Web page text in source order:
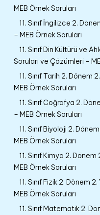
MEB Örnek Soruları
11. Sınıf İngilizce 2.
– MEB Örnek Soruları
11. Sınıf Din Kültürü ve
Soruları ve Çözümleri –
11. Sınıf Tarih 2. Dönem
MEB Örnek Soruları
11. Sınıf Coğrafya 2.
– MEB Örnek Soruları
11. Sınıf Biyoloji 2.
MEB Örnek Soruları
11. Sınıf Kimya 2.
MEB Örnek Soruları
11. Sınıf Fizik 2. Dönem
MEB Örnek Soruları
11. Sınıf Matematik 2.